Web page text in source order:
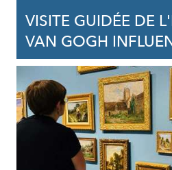
VISITE GUIDÉE DE
VAN GOGH